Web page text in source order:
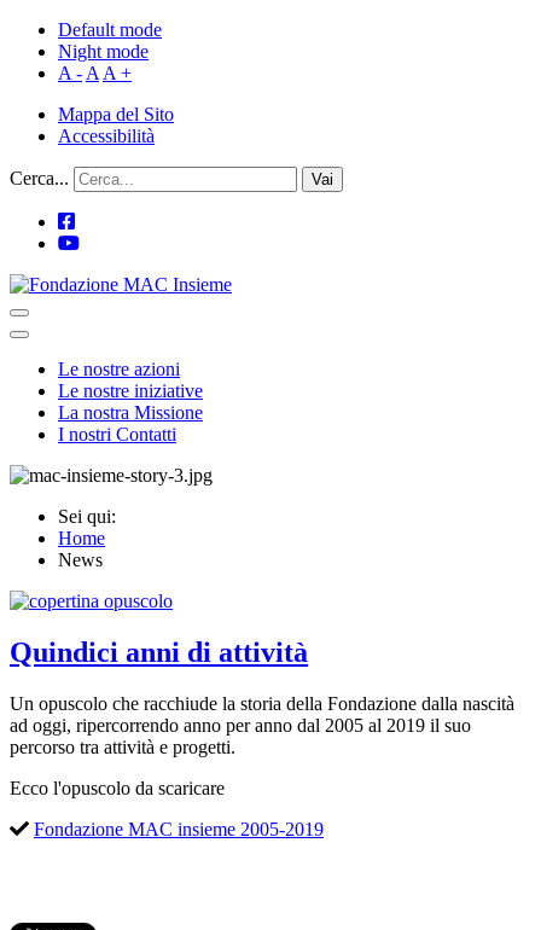
Default mode
Night mode
A - A A +
Mappa del Sito
Accessibilità
Cerca... Vai
Le nostre azioni
Le nostre iniziative
La nostra Missione
I nostri Contatti
Sei qui:
Home
News
Quindici anni di attività
Un opuscolo che racchiude la storia della Fondazione dalla nascità
ad oggi, ripercorrendo anno per anno dal 2005 al 2019 il suo
percorso tra attività e progetti.
Ecco l'opuscolo da scaricare
Fondazione MAC insieme 2005-2019